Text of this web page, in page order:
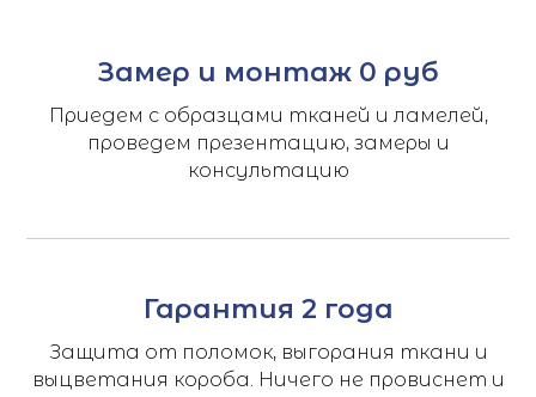
Замер и монтаж 0 руб
Приедем с образцами тканей и ламелей,
проведем презентацию, замеры и
консультацию
Гарантия 2 года
Защита от поломок, выгорания ткани и
выцветания короба. Ничего не провиснет и